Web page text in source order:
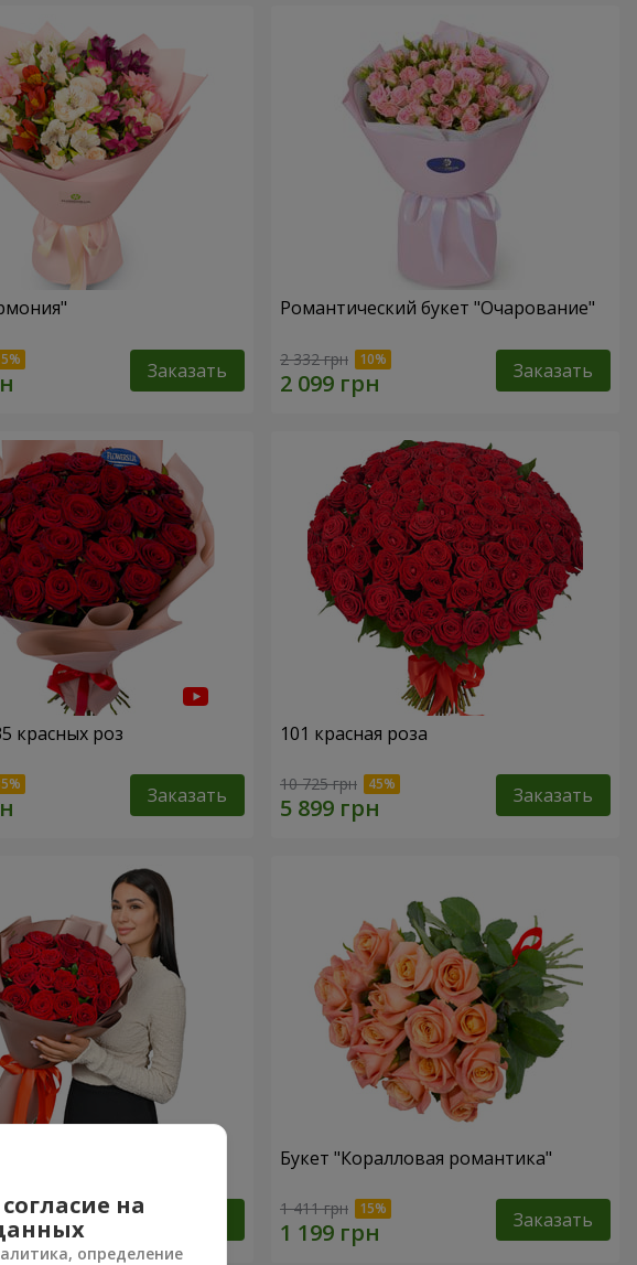
Заказать
Романтический букет "Очарование"
2 332 грн Заказать
красных роз
Заказать
101 красная роза
10 725 грн Заказать
"21 красная роза!" Букет "Коралловая романтика"
1 411 грн Заказать
на
определение